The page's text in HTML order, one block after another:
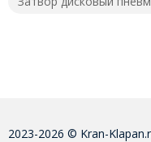
2023-2026 © Kran-